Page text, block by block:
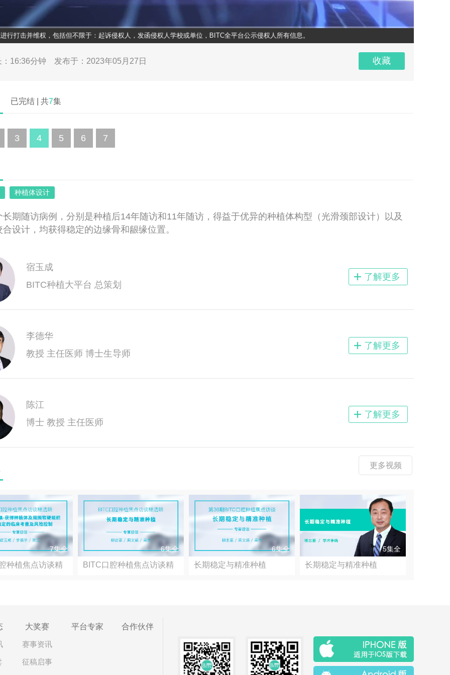
/ 16:36
维权，包括但不限于：起诉侵权人，发函侵权人学校或单位，BITC全平台公示侵权人所有信息。
16:36分钟 发布于：2023年05月27日 收藏
已完结 | 共7集
3 4 5 6 7
种植体设计
长期随访病例，分别是种植后14年随访和11年随访，得益于优异的种植体构型（光滑颈部设计）以及
设计，均获得稳定的边缘骨和龈缘位置。
宿玉成
BITC种植大平台 总策划
了解更多
李德华
教授 主任医师 博士生导师
了解更多
陈江
博士 教授 主任医师
了解更多
更多视频
7集全
种植焦点访谈精
6集全
BITC口腔种植焦点访谈精
6集全
长期稳定与精准种植
5集全
长期稳定与精准种植
大奖赛
赛事资讯
征稿启事
平台专家 合作伙伴